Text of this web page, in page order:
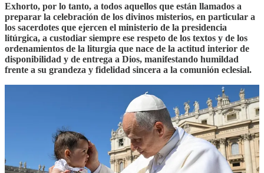
Exhorto, por lo tanto, a todos aquellos que están llamados a
preparar la celebración de los divinos misterios, en particular a
los sacerdotes que ejercen el ministerio de la presidencia
litúrgica, a custodiar siempre ese respeto de los textos y de los
ordenamientos de la liturgia que nace de la actitud interior de
disponibilidad y de entrega a Dios, manifestando humildad
frente a su grandeza y fidelidad sincera a la comunión eclesial.